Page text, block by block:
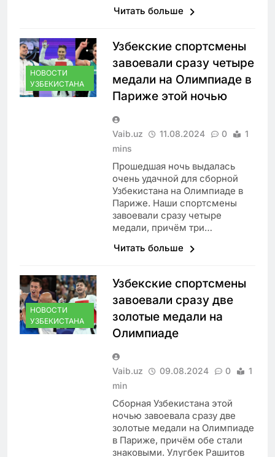
Читать больше
НОВОСТИ
УЗБЕКИСТАНА
Узбекские спортсмены
завоевали сразу четыре
медали на Олимпиаде в
Париже этой ночью
Vaib.uz 11.08.2024 0
1
mins
Прошедшая ночь выдалась
очень удачной для сборной
Узбекистана на Олимпиаде в
Париже. Наши спортсмены
завоевали сразу четыре
медали, причём три…
Читать больше
НОВОСТИ
УЗБЕКИСТАНА
Узбекские спортсмены
завоевали сразу две
золотые медали на
Олимпиаде
Vaib.uz 09.08.2024 0
1
min
Сборная Узбекистана этой
ночью завоевала сразу две
золотые медали на Олимпиаде
в Париже, причём обе стали
знаковыми. Улугбек Рашитов